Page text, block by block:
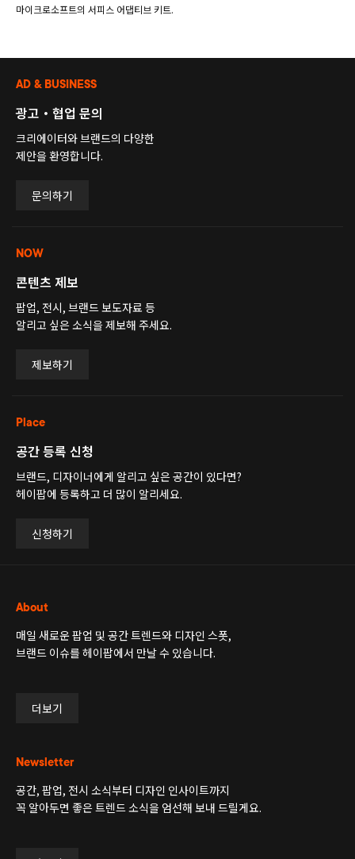
마이크로소프트의 서피스 어댑티브 키트.
AD & BUSINESS
광고・협업 문의
크리에이터와 브랜드의 다양한
제안을 환영합니다.
문의하기
NOW
콘텐츠 제보
팝업, 전시, 브랜드 보도자료 등
알리고 싶은 소식을 제보해 주세요.
제보하기
Place
공간 등록 신청
브랜드, 디자이너에게 알리고 싶은 공간이 있다면?
헤이팝에 등록하고 더 많이 알리세요.
신청하기
About
매일 새로운 팝업 및 공간 트렌드와 디자인 스폿,
브랜드 이슈를 헤이팝에서 만날 수 있습니다.
더보기
Newsletter
공간, 팝업, 전시 소식부터 디자인 인사이트까지
꼭 알아두면 좋은 트렌드 소식을 엄선해 보내 드릴게요.